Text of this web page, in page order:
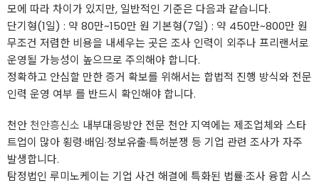
모에 따라 차이가 있지만, 일반적인 기준은 다음과 같습니다.
단기형(1일) : 약 80만~150만 원 기본형(7일) : 약 450만~800만 원
무조건 저렴한 비용을 내세우는 곳은 조사 인력이 외주나 프리랜서로
운영될 가능성이 높으므로 주의해야 합니다.
정확하고 안심할 만한 증거 확보를 위해서는 합법적 진행 방식와 전문
인력 운영 여부 를 반드시 확인해야 합니다.
천안 천안흥신소 내부대응방안 전문 천안 지역에는 제조업체와 스타
트업이 많아 횡령·배임·정보유출·특허분쟁 등 기업 관련 조사가 자주
발생합니다.
탐정법인 루미노케이는 기업 사건 해결에 특화된 법률·조사 융합 시스